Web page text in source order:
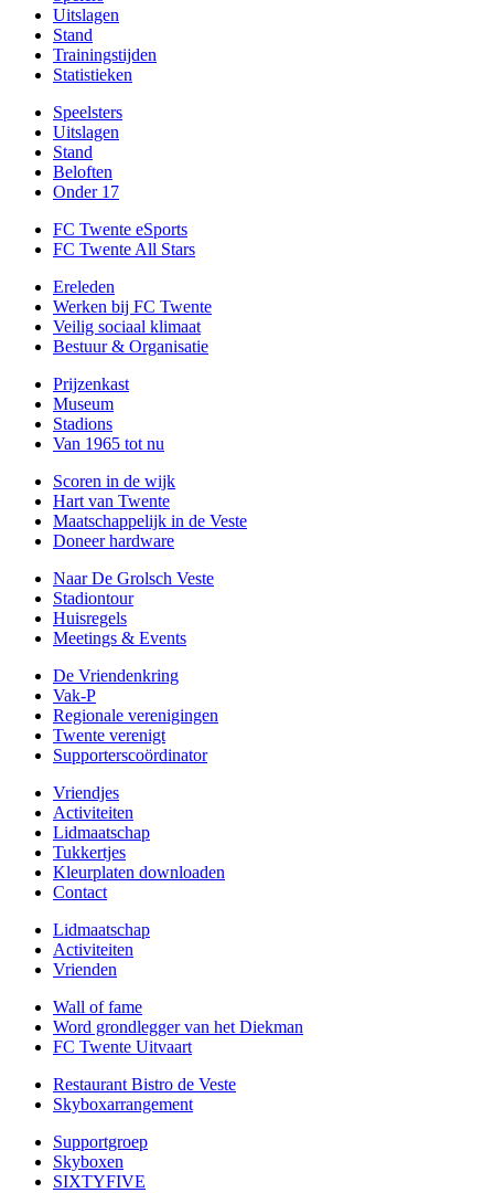
Uitslagen
Stand
Trainingstijden
Statistieken
Speelsters
Uitslagen
Stand
Beloften
Onder 17
FC Twente eSports
FC Twente All Stars
Ereleden
Werken bij FC Twente
Veilig sociaal klimaat
Bestuur & Organisatie
Prijzenkast
Museum
Stadions
Van 1965 tot nu
Scoren in de wijk
Hart van Twente
Maatschappelijk in de Veste
Doneer hardware
Naar De Grolsch Veste
Stadiontour
Huisregels
Meetings & Events
De Vriendenkring
Vak-P
Regionale verenigingen
Twente verenigt
Supporterscoördinator
Vriendjes
Activiteiten
Lidmaatschap
Tukkertjes
Kleurplaten downloaden
Contact
Lidmaatschap
Activiteiten
Vrienden
Wall of fame
Word grondlegger van het Diekman
FC Twente Uitvaart
Restaurant Bistro de Veste
Skyboxarrangement
Supportgroep
Skyboxen
SIXTYFIVE